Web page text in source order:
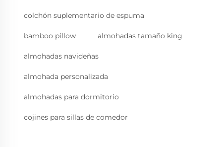
colchón suplementario de espuma
bamboo pillow almohadas tamaño king
almohadas navideñas
almohada personalizada
almohadas para dormitorio
cojines para sillas de comedor